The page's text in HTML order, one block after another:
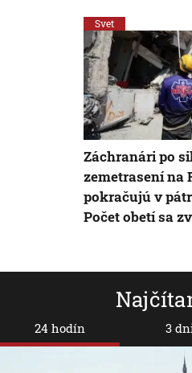
24 hodín 3
Svet
Záchranári po
zemetrasení na
pokračujú v
Počet obetí sa